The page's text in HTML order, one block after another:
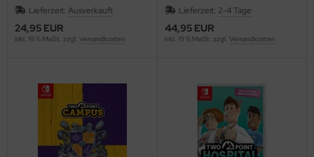
Lieferzeit: Ausverkauft
24,95 EUR
inkl. 19 % MwSt. zzgl. Versandkosten
Lieferzeit: 2-4 Tage
44,95 EUR
inkl. 19 % MwSt. zzgl. Versandkosten